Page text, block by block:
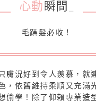
心動 瞬間
毛躁髮必收！
膚況好到令人羨慕，就
，依舊維持柔順又充滿
偷學！除了仰賴專業造